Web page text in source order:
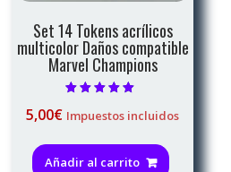
Set 14 Tokens acrílicos
multicolor Daños compatible
Marvel Champions
5.00
5,00€ Impuestos incluidos
Añadir al carrito